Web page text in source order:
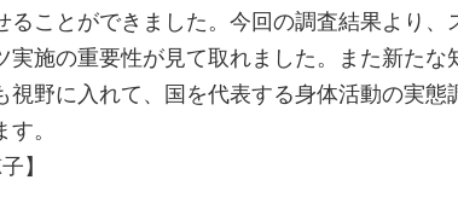
ことができました。今回の調査結果より
施の重要性が見て取れました。また新た
野に入れて、国を代表する身体活動の実
。
】